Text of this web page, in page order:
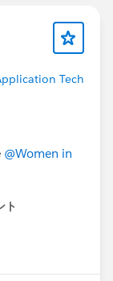
Tech
@Women in
ト